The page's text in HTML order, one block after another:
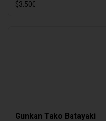
$3.500
Gunkan Tako Batayaki